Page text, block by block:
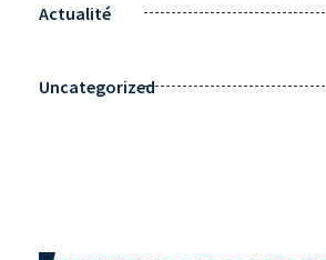
Actualité
Uncategorized